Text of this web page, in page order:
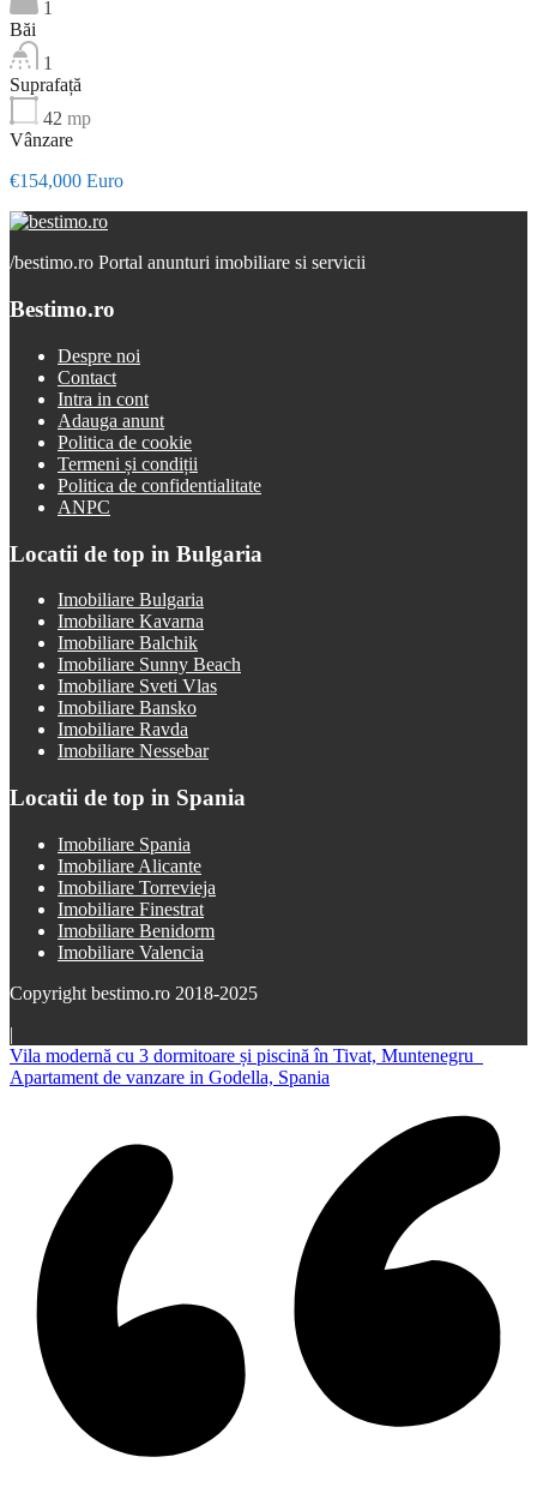
1
Băi
1
Suprafață
42 mp
Vânzare
€154,000 Euro
/bestimo.ro Portal anunturi imobiliare si servicii
Bestimo.ro
Despre noi
Contact
Intra in cont
Adauga anunt
Politica de cookie
Termeni și condiții
Politica de confidentialitate
ANPC
Locatii de top in Bulgaria
Imobiliare Bulgaria
Imobiliare Kavarna
Imobiliare Balchik
Imobiliare Sunny Beach
Imobiliare Sveti Vlas
Imobiliare Bansko
Imobiliare Ravda
Imobiliare Nessebar
Locatii de top in Spania
Imobiliare Spania
Imobiliare Alicante
Imobiliare Torrevieja
Imobiliare Finestrat
Imobiliare Benidorm
Imobiliare Valencia
Copyright bestimo.ro 2018-2025
|
Vila modernă cu 3 dormitoare și piscină în Tivat, Muntenegru
Apartament de vanzare in Godella, Spania